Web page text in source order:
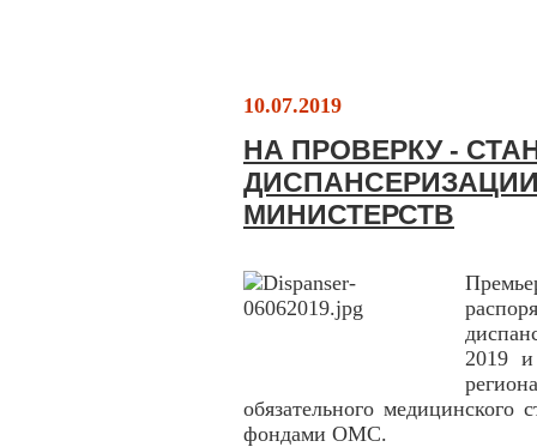
10.07.2019
НА ПРОВЕРКУ -
МИНИСТЕРСТВ
2019 и
обязательного медицинского
фондами ОМС.